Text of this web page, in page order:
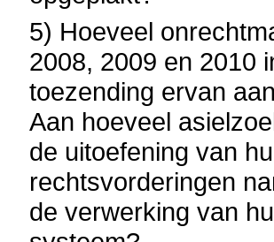
5) Hoeveel
2008, 2009 en 2010
toezending ervan
Aan hoeveel
de uitoefening van
rechtsvorderingen
de verwerking van